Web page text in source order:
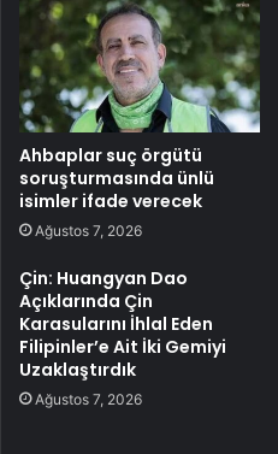
Ahbaplar suç örgütü
soruşturmasında ünlü
isimler ifade verecek
Ağustos 7, 2026
Çin: Huangyan Dao
Açıklarında Çin
Karasularını İhlal Eden
Filipinler’e Ait İki Gemiyi
Uzaklaştırdık
Ağustos 7, 2026